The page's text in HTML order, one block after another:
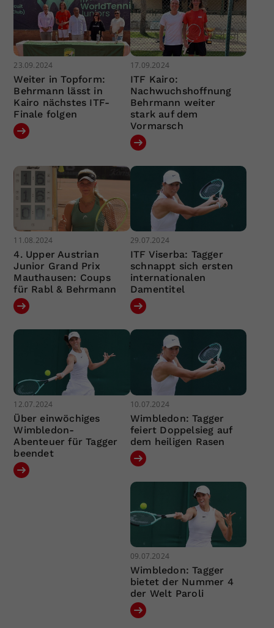
23.09.2024
Weiter in Topform:
Behrmann lässt in
Kairo nächstes ITF-
Finale folgen
17.09.2024
ITF Kairo:
Nachwuchshoffnung
Behrmann weiter
stark auf dem
Vormarsch
11.08.2024
4. Upper Austrian
Junior Grand Prix
Mauthausen: Coups
für Rabl & Behrmann
29.07.2024
ITF Viserba: Tagger
schnappt sich ersten
internationalen
Damentitel
12.07.2024
Über einwöchiges
Wimbledon-
Abenteuer für Tagger
beendet
10.07.2024
Wimbledon: Tagger
feiert Doppelsieg auf
dem heiligen Rasen
09.07.2024
Wimbledon: Tagger
bietet der Nummer 4
der Welt Paroli